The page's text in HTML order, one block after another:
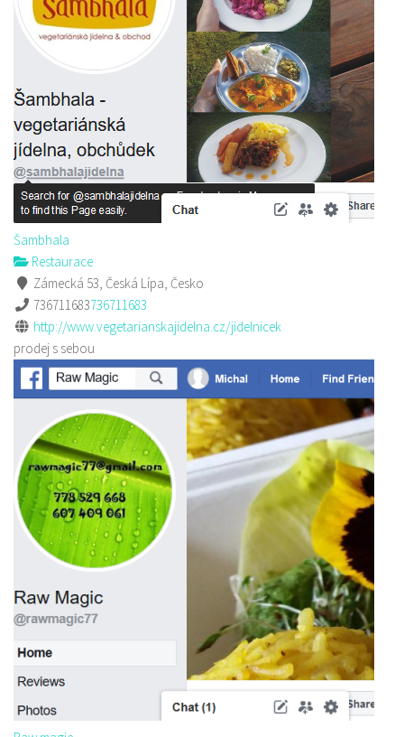
Šambhala
Restaurace
Zámecká 53, Česká Lípa, Česko
736711683736711683
http://www.vegetarianskajidelna.cz/jidelnicek
prodej s sebou